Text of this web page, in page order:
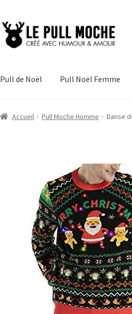
Aller
Aller
au
Pull de Noël Pull Noël Femme
Accueil Pull Moche Homme Danse